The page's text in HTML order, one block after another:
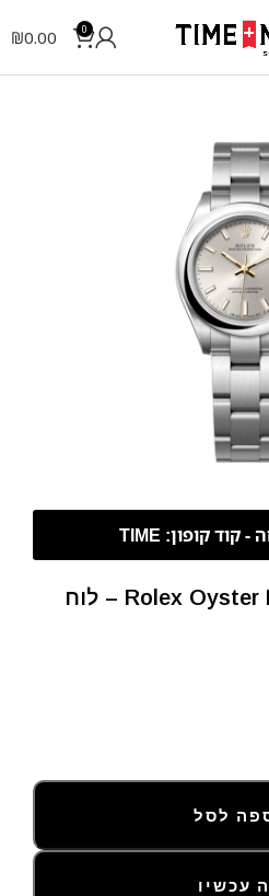
0
₪0.00
Rolex Oyster Perpetual – 28 mm – לוח
לסל
עכשיו